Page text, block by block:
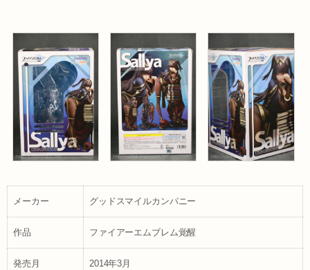
メーカー グッドスマイルカンパニー
作品 ファイアーエムブレム覚醒
発売月 2014年3月